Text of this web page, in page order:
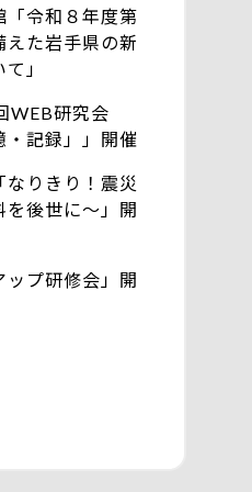
「令和８年度第
えた岩手県の新
」
WEB研究会
・記録」」開催
なりきり！震災
を後世に～」開
ップ研修会」開